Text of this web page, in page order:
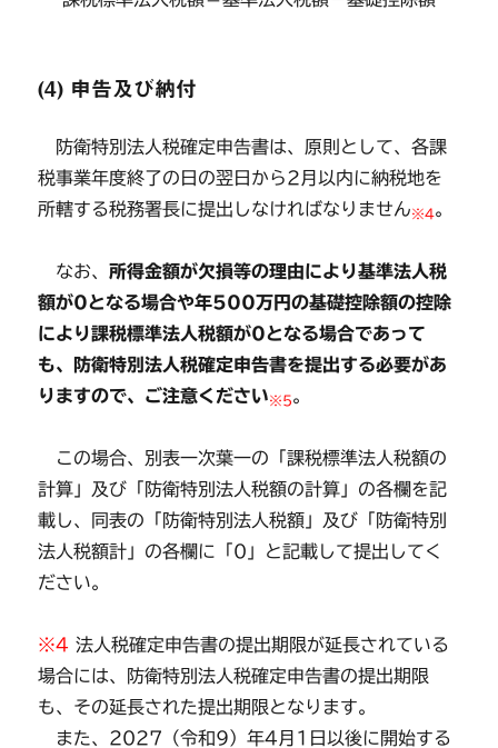
(4) 申告及び納付
防衛特別法人税確定申告書は、原則として、各課
税事業年度終了の日の翌日から2月以内に納税地を
所轄する税務署長に提出しなければなりません※4。
なお、所得金額が欠損等の理由により基準法人税
額が0となる場合や年500万円の基礎控除額の控除
により課税標準法人税額が0となる場合であって
も、防衛特別法人税確定申告書を提出する必要があ
りますので、ご注意ください※5。
この場合、別表一次葉一の「課税標準法人税額の
計算」及び「防衛特別法人税額の計算」の各欄を記
載し、同表の「防衛特別法人税額」及び「防衛特別
法人税額計」の各欄に「0」と記載して提出してく
ださい。
※4 法人税確定申告書の提出期限が延長されている
場合には、防衛特別法人税確定申告書の提出期限
も、その延長された提出期限となります。
また、2027（令和9）年4月1日以後に開始する